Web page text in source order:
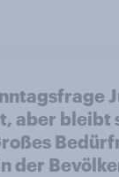
aber bleibt
der